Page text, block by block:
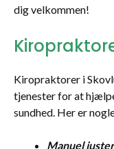
dig velkommen!
Kiropraktorer i
tjenester for at
sundhed. Her er
Manuel